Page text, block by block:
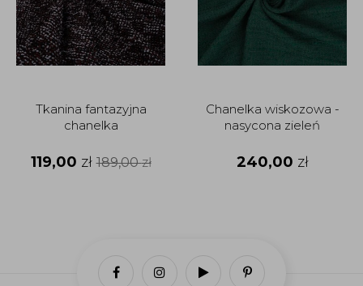
Tkanina fantazyjna
chanelka
119,00 zł 189,00zł
Chanelka wiskozowa -
nasycona zieleń
240,00 zł